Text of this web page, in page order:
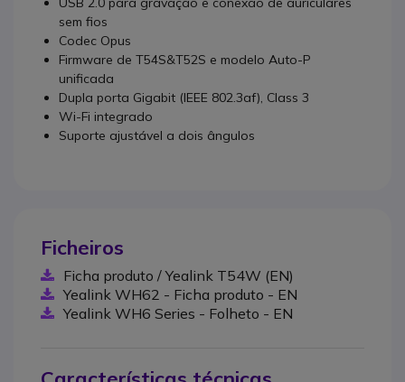
sem fios
Codec Opus
Firmware de T54S&T52S e modelo Auto-P
unificada
Dupla porta Gigabit (IEEE 802.3af), Class 3
Wi-Fi integrado
Suporte ajustável a dois ângulos
Ficheiros
Ficha produto / Yealink T54W (EN)
Yealink WH62 - Ficha produto - EN
Yealink WH6 Series - Folheto - EN